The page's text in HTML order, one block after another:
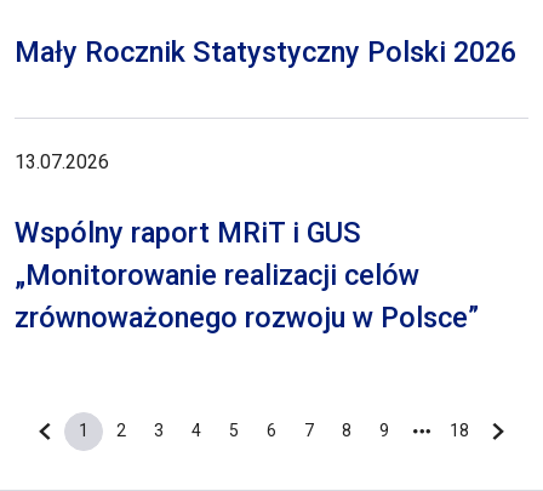
Mały Rocznik Statystyczny Polski 2026
13.07.2026
Wspólny raport MRiT i GUS
„Monitorowanie realizacji celów
zrównoważonego rozwoju w Polsce”
Poprzednia strona
Bieżąca strona
1
Strona
2
Strona
3
Strona
4
Strona
5
Strona
6
Strona
7
Strona
8
Strona
9
Ostatnia
18